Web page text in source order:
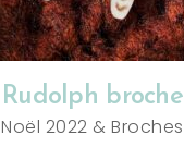
Rudolph broche
Noël 2022 &Broches